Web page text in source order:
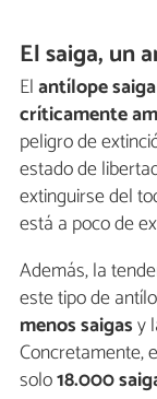
El saiga, un
Elantílope saiga
críticamente
peligro de
estado de
extinguirse del
está a poco de
Además, la
este tipo de
menos saigasy
Concretamente,
solo18.000